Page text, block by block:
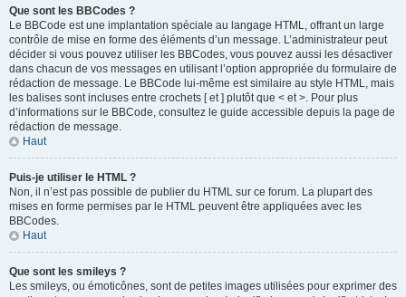
Que sont les BBCodes ?
Le BBCode est une implantation spéciale au langage HTML, offrant un large
contrôle de mise en forme des éléments d’un message. L’administrateur peut
décider si vous pouvez utiliser les BBCodes, vous pouvez aussi les désactiver
dans chacun de vos messages en utilisant l’option appropriée du formulaire de
rédaction de message. Le BBCode lui-même est similaire au style HTML, mais
les balises sont incluses entre crochets [ et ] plutôt que < et >. Pour plus
d’informations sur le BBCode, consultez le guide accessible depuis la page de
rédaction de message.
Haut
Puis-je utiliser le HTML ?
Non, il n’est pas possible de publier du HTML sur ce forum. La plupart des
mises en forme permises par le HTML peuvent être appliquées avec les
BBCodes.
Haut
Que sont les smileys ?
Les smileys, ou émoticônes, sont de petites images utilisées pour exprimer des